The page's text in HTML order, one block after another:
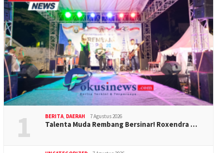
1 BERITA DAERAH 7 Agustus 2026
Talenta Muda Rembang Bersinar! Roxendra …